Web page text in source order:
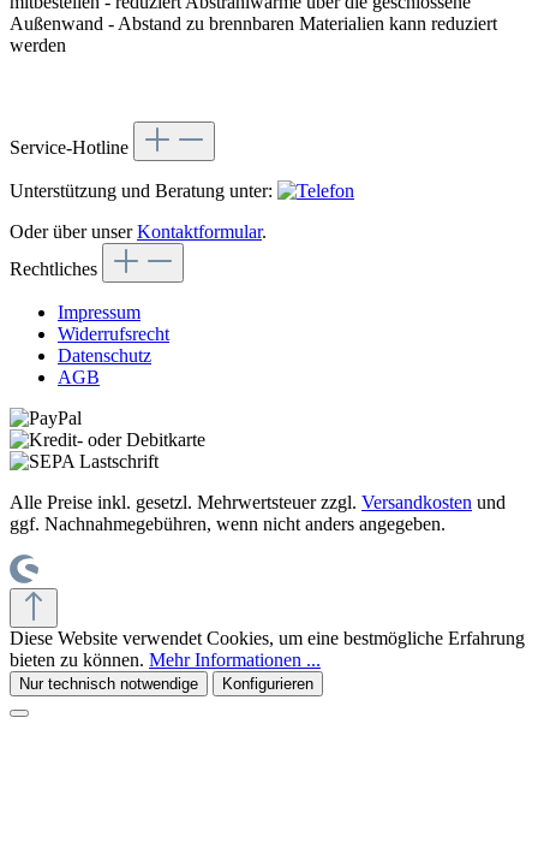
Außenwand - Abstand zu brennbaren Materialien kann reduziert
werden
Service-Hotline
Unterstützung und Beratung unter:
Oder über unserKontaktformular.
Rechtliches
Impressum
Widerrufsrecht
Datenschutz
AGB
Alle Preise inkl. gesetzl. Mehrwertsteuer zzgl. Versandkosten und
ggf. Nachnahmegebühren, wenn nicht anders angegeben.
Diese Website verwendet Cookies, um eine bestmögliche Erfahrung
bieten zu können. Mehr Informationen ...
Nur technisch notwendige Konfigurieren